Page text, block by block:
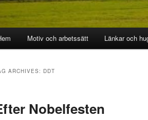
Skip to primary content
Skip to secondary content
Motiv och arbetssätt Länkar och
ARCHIVES: DDT
Nobelfesten